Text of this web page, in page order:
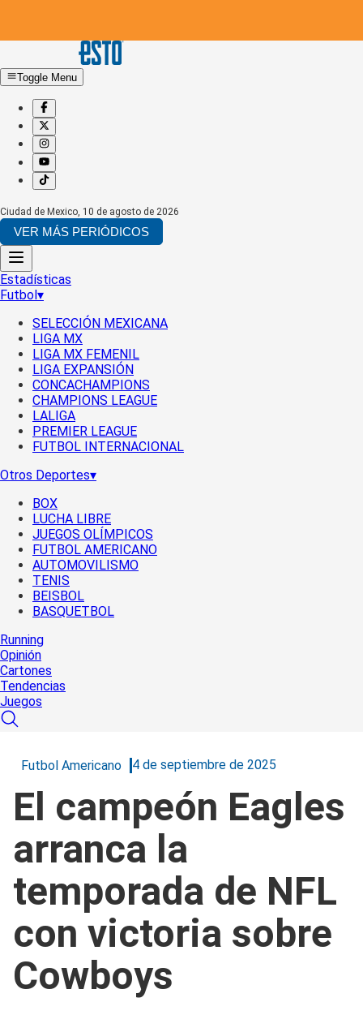
Toggle Menu
Ciudad de Mexico, 10 de agosto de 2026
VER MÁS PERIÓDICOS
Estadísticas
Futbol▾
SELECCIÓN MEXICANA
LIGA MX
LIGA MX FEMENIL
LIGA EXPANSIÓN
CONCACHAMPIONS
CHAMPIONS LEAGUE
LALIGA
PREMIER LEAGUE
FUTBOL INTERNACIONAL
Otros Deportes▾
BOX
LUCHA LIBRE
JUEGOS OLÍMPICOS
FUTBOL AMERICANO
AUTOMOVILISMO
TENIS
BEISBOL
BASQUETBOL
Running
Opinión
Cartones
Tendencias
Juegos
Futbol Americano 4 de septiembre de 2025
El campeón Eagles
arranca la
temporada de NFL
con victoria sobre
Cowboys